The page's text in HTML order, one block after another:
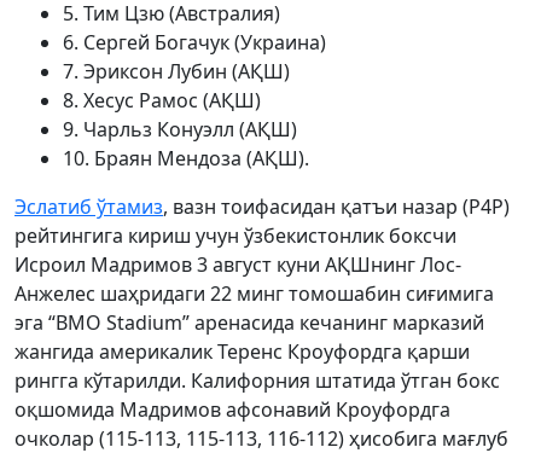
5. Тим Цзю (Австралия)
6. Сергей Богачук (Украина)
7. Эриксон Лубин (АҚШ)
8. Хесус Рамос (АҚШ)
9. Чарльз Конуэлл (АҚШ)
10. Браян Мендоза (АҚШ).
Эслатиб ўтамиз, вазн тоифасидан қатъи назар (P4P)
рейтингига кириш учун ўзбекистонлик боксчи
Исроил Мадримов 3 август куни АҚШнинг Лос-
Анжелес шаҳридаги 22 минг томошабин сиғимига
эга “BMO Stadium” аренасида кечанинг марказий
жангида америкалик Теренс Кроуфордга қарши
рингга кўтарилди. Калифорния штатида ўтган бокс
оқшомида Мадримов афсонавий Кроуфордга
очколар (115-113, 115-113, 116-112) ҳисобига мағлуб